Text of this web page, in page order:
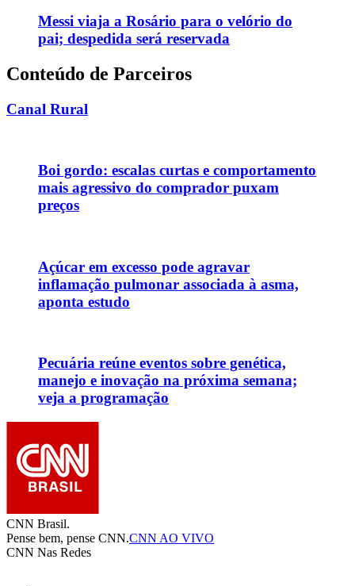
Messi viaja a Rosário para o velório do
pai; despedida será reservada
Conteúdo de Parceiros
Canal Rural
Boi gordo: escalas curtas e comportamento
mais agressivo do comprador puxam
preços
Açúcar em excesso pode agravar
inflamação pulmonar associada à asma,
aponta estudo
Pecuária reúne eventos sobre genética,
manejo e inovação na próxima semana;
veja a programação
CNN Brasil.
Pense bem, pense CNN.CNN AO VIVO
CNN Nas Redes